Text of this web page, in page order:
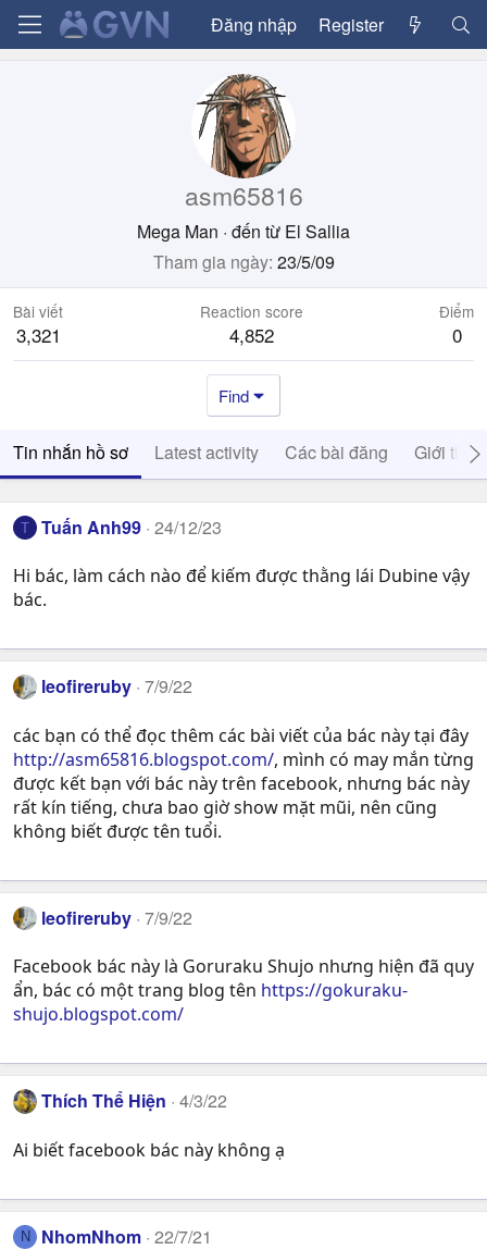
Đăng nhập Register
asm65816
Mega Man · đến từ El Sallia
Tham gia ngày 23/5/09
Bài viết
3,321
Reaction score
4,852
Điểm
0
Find
Tin nhắn hồ sơ Latest activity Các bài đăng Giới thiệu
T Tuấn Anh99 24/12/23
Hi bác, làm cách nào để kiếm được thằng lái Dubine vậy
bác.
leofireruby 7/9/22
các bạn có thể đọc thêm các bài viết của bác này tại đây
http://asm65816.blogspot.com/, mình có may mắn từng
được kết bạn với bác này trên facebook, nhưng bác này
rất kín tiếng, chưa bao giờ show mặt mũi, nên cũng
không biết được tên tuổi.
leofireruby 7/9/22
Facebook bác này là Goruraku Shujo nhưng hiện đã quy
ẩn, bác có một trang blog tên https://gokuraku-
shujo.blogspot.com/
Thích Thể Hiện 4/3/22
Ai biết facebook bác này không ạ
N NhomNhom 22/7/21